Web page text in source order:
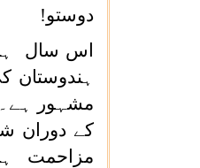
دوستو!
اس سال
مشہور
کے دوران
مزاحمت